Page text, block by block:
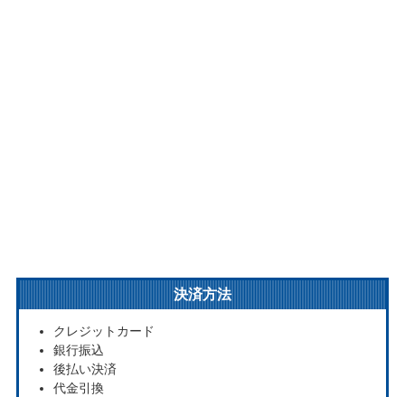
決済方法
クレジットカード
銀行振込
後払い決済
代金引換